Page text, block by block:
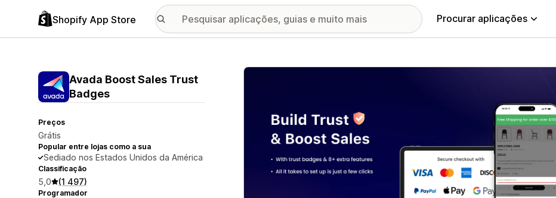
Shopify App Store Procurar aplicações
Avada Boost Sales Trust
Badges
Preços
Grátis
Popular entre lojas como a sua
Sediado nos Estados Unidos da América
Classificação
5,0 (1 497)
Programador
Galeria de imagens em destaque